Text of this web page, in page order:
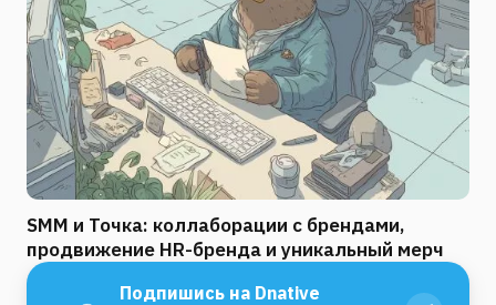
SMM и Точка: коллаборации с брендами,
продвижение HR-бренда и уникальный мерч
Подпишись на Dnative